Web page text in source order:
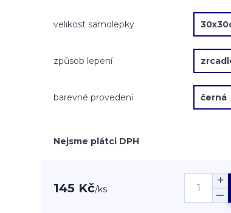
velikost samolepky
způsob lepení
barevné provedení
Nejsme plátci DPH
145 Kč/ks